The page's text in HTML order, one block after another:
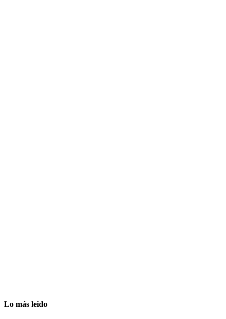
Lo más leido